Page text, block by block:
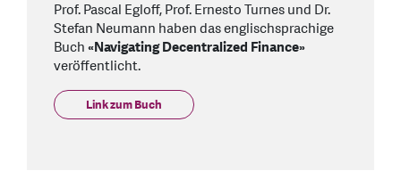
Prof. Pascal Egloff, Prof. Ernesto Turnes und Dr.
Stefan Neumann haben das englischsprachige
Buch«Navigating Decentralized Finance»
veröffentlicht.
Link zum Buch